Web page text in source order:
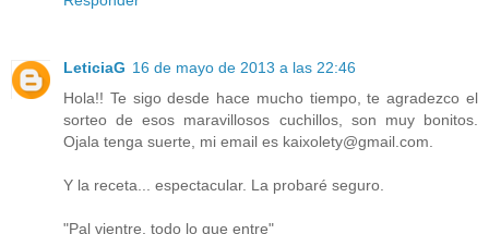
LeticiaG 16 de mayo de 2013 a las 22:46
Hola!! Te sigo desde hace mucho tiempo, te agradezco el
sorteo de esos maravillosos cuchillos, son muy bonitos.
Ojala tenga suerte, mi email es kaixolety@gmail.com.
Y la receta... espectacular. La probaré seguro.
"Pal vientre, todo lo que entre"